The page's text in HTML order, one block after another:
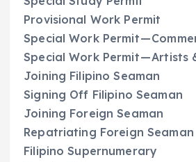
Provisional Work Permit
Special Work Permit —
Special Work Permit — Artists
Joining Filipino Seaman
Signing Off Filipino Seaman
Joining Foreign Seaman
Repatriating Foreign Seaman
Filipino Supernumerary